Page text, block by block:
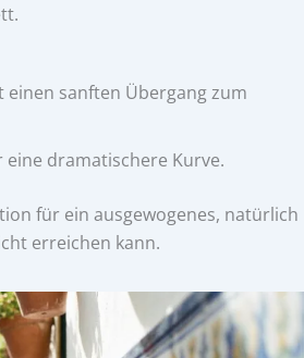
sanften Übergang zum
eine dramatischere Kurve.
für ein ausgewogenes, natürlich
erreichen kann.